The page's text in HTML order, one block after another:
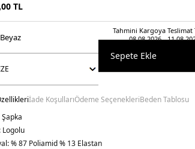
TL
Tahmini Kargoya Teslimat
08.08.2026 -
beyaz
Sepete Ekle
İade KoşullarıÖdeme SeçenekleriBeden Tablosu
Şapka
Logolu
% 87 Poliamid % 13 Elastan